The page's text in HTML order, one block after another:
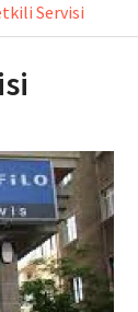
Servisi